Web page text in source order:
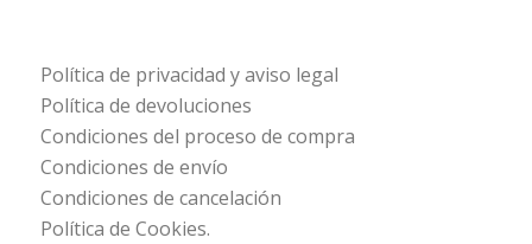
Política de privacidad y aviso legal
Política de devoluciones
Condiciones del proceso de compra
Condiciones de envío
Condiciones de cancelación
Política de Cookies.